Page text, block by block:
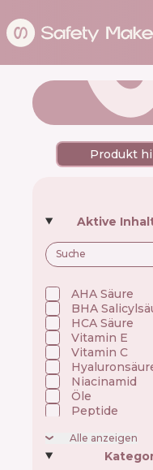
Produkt
Aktive
AHA Säure
BHA
HCA Säure
Vitamin E
Vitamin C
Niacinamid
Öle
Peptide
UV filter
Alle anzeigen